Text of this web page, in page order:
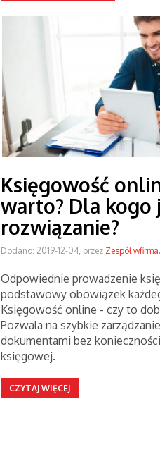
Księgowość
warto? Dla kogo
rozwiązanie?
Dodano: 2019-12-04, przez Zespół
Odpowiednie prowadzenie
podstawowy obowiązek
Księgowość online - czy to
Pozwala na szybkie
dokumentami bez
księgowej.
CZYTAJ WIĘCEJ